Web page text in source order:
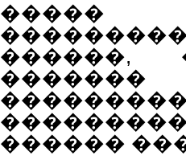
������,
�������
������